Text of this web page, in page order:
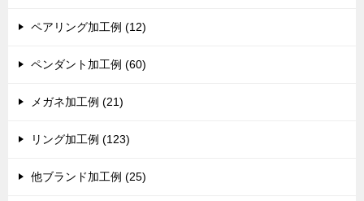
ペアリング加工例 (12)
ペンダント加工例 (60)
メガネ加工例 (21)
リング加工例 (123)
他ブランド加工例 (25)